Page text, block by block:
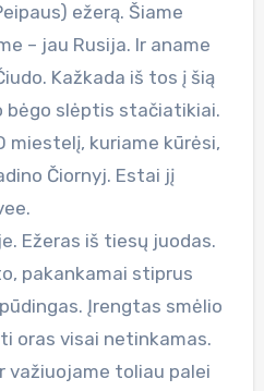
ežerą. Šiame
– jau Rusija. Ir aname
Kažkada iš tos į šią
bėgo slėptis stačiatikiai.
miestelį, kuriame kūrėsi,
Čiornyj. Estai jį
Ežeras iš tiesų juodas.
pakankamai stiprus
Įrengtas smėlio
oras visai netinkamas.
važiuojame toliau palei